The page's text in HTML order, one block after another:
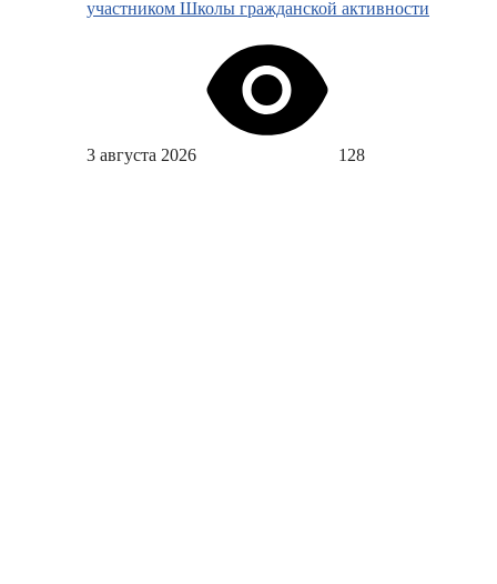
участником Школы гражданской активности
3 августа 2026 128